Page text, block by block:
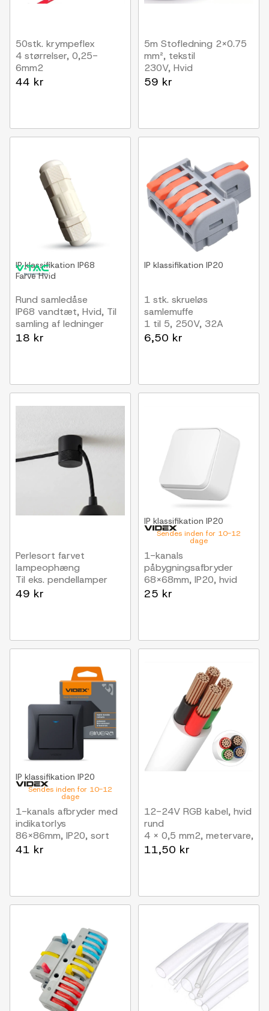
50stk. krympeflex
4 størrelser, 0,25-
6mm2
44 kr
5m Stofledning 2x0.75
mm², tekstil
230V, Hvid
59 kr
IP klassifikation IP68
FarveHvid
Rund samledåse
IP68 vandtæt, Hvid, Til
samling af ledninger
18 kr
IP klassifikation IP20
1 stk. skrueløs
samlemuffe
1 til 5, 250V, 32A
6,50 kr
Perlesort farvet
lampeophæng
Til eks. pendellamper
49 kr
Sendes inden for 10-12
dage
IP klassifikation IP20
1-kanals
påbygningsafbryder
68x68mm, IP20, hvid
25 kr
Sendes inden for 10-12
dage
IP klassifikation IP20
1-kanals afbryder med
indikatorlys
86x86mm, IP20, sort
41 kr
12-24V RGB kabel, hvid
rund
4 x 0,5 mm2, metervare,
min. 5 meter
11,50 kr